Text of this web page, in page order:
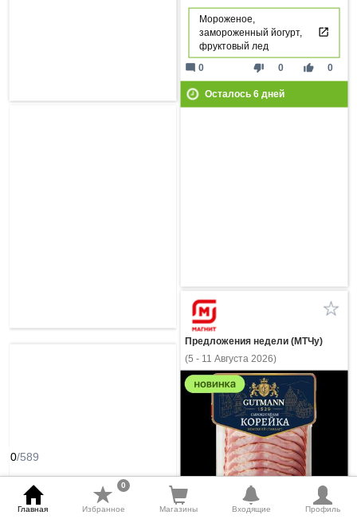
0/589
Мороженое,
замороженный йогурт,
фруктовый лед
thumb_down 0 thumb_up 0
mode_comment 0
Осталось 6дней
Предложения недели (МТЧу)
(5 - 11 Августа 2026)
Главная Избранное
0
Магазины Входящие Профиль